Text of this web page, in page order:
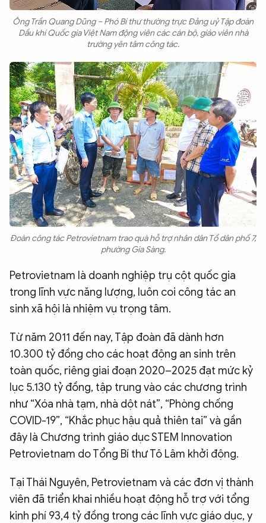
Ông Trần Quang Dũng – Phó Bí thư thường trực Đảng uỷ Tập đoàn
Dầu khí Quốc gia Việt Nam động viên các cán bộ, giáo viên nhà
trường yên tâm công tác.
Đoàn công tác Petrovietnam trao quà hỗ trợ nhân dân Tổ dân phố 7,
phường Gia Sàng.
Petrovietnam là doanh nghiệp trụ cột quốc gia
trong lĩnh vực năng lượng, luôn coi công tác an
sinh xã hội là nhiệm vụ trọng tâm.
Từ năm 2011 đến nay, Tập đoàn đã dành hơn
10.300 tỷ đồng cho các hoạt động an sinh trên
toàn quốc, riêng giai đoạn 2020–2025 đạt mức kỷ
lục 5.130 tỷ đồng, tập trung vào các chương trình
như “Xóa nhà tạm, nhà dột nát”, “Phòng chống
COVID-19”, “Khắc phục hậu quả thiên tai” và gần
đây là Chương trình giáo dục STEM Innovation
Petrovietnam do Tổng Bí thư Tô Lâm khởi động.
Tại Thái Nguyên, Petrovietnam và các đơn vị thành
viên đã triển khai nhiều hoạt động hỗ trợ với tổng
kinh phí 93,4 tỷ đồng trong các lĩnh vực giáo dục, y